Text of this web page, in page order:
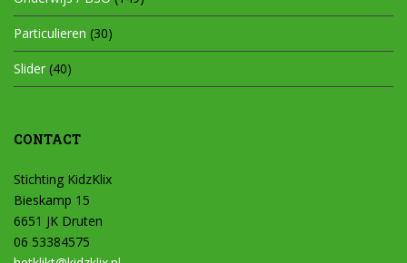
Particulieren (30)
Slider (40)
CONTACT
Stichting KidzKlix
Bieskamp 15
6651 JK Druten
06 53384575